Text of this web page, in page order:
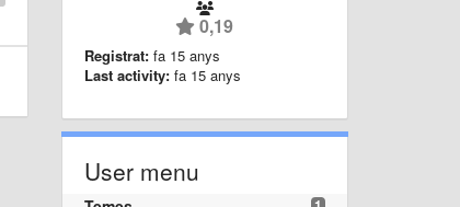
0,19
Registrat: fa 15 anys
Last activity: fa 15 anys
User menu